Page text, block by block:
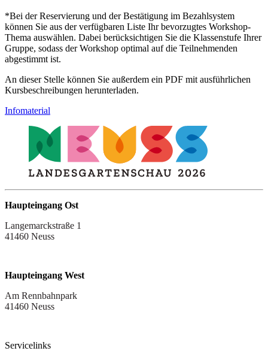
*Bei der Reservierung und der Bestätigung im Bezahlsystem
können Sie aus der verfügbaren Liste Ihr bevorzugtes Workshop-
Thema auswählen. Dabei berücksichtigen Sie die Klassenstufe Ihrer
Gruppe, sodass der Workshop optimal auf die Teilnehmenden
abgestimmt ist.
An dieser Stelle können Sie außerdem ein PDF mit ausführlichen
Kursbeschreibungen herunterladen.
Infomaterial
Haupteingang Ost
Langemarckstraße 1
41460 Neuss
Haupteingang West
Am Rennbahnpark
41460 Neuss
Servicelinks